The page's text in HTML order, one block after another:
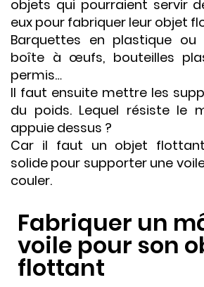
objets qui pourraient servir
eux pour fabriquer leur objet
Barquettes en plastique ou
boîte à œufs, bouteilles
permis…
Il faut ensuite mettre les
du poids. Lequel résiste le
appuie dessus ?
Car il faut un objet
solide pour supporter une
couler.
Fabriquer un
voile pour son
flottant